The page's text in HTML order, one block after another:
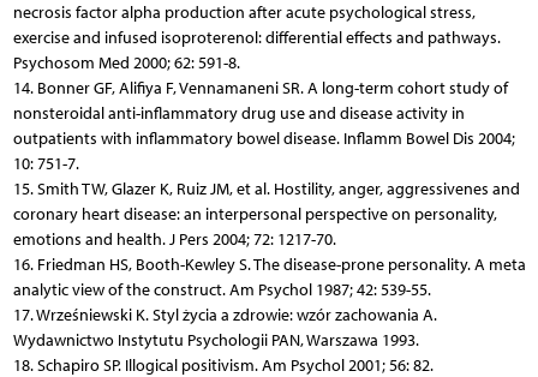
necrosis factor alpha production after acute psychological stress,
exercise and infused isoproterenol: differential effects and pathways.
Psychosom Med 2000; 62: 591-8.
14. Bonner GF, Alifiya F, Vennamaneni SR. A long-term cohort study of
nonsteroidal anti-inflammatory drug use and disease activity in
outpatients with inflammatory bowel disease. Inflamm Bowel Dis 2004;
10: 751-7.
15. Smith TW, Glazer K, Ruiz JM, et al. Hostility, anger, aggressivenes and
coronary heart disease: an interpersonal perspective on personality,
emotions and health. J Pers 2004; 72: 1217-70.
16. Friedman HS, Booth-Kewley S. The disease-prone personality. A meta
analytic view of the construct. Am Psychol 1987; 42: 539-55.
17. Wrześniewski K. Styl życia a zdrowie: wzór zachowania A.
Wydawnictwo Instytutu Psychologii PAN, Warszawa 1993.
18. Schapiro SP. Illogical positivism. Am Psychol 2001; 56: 82.